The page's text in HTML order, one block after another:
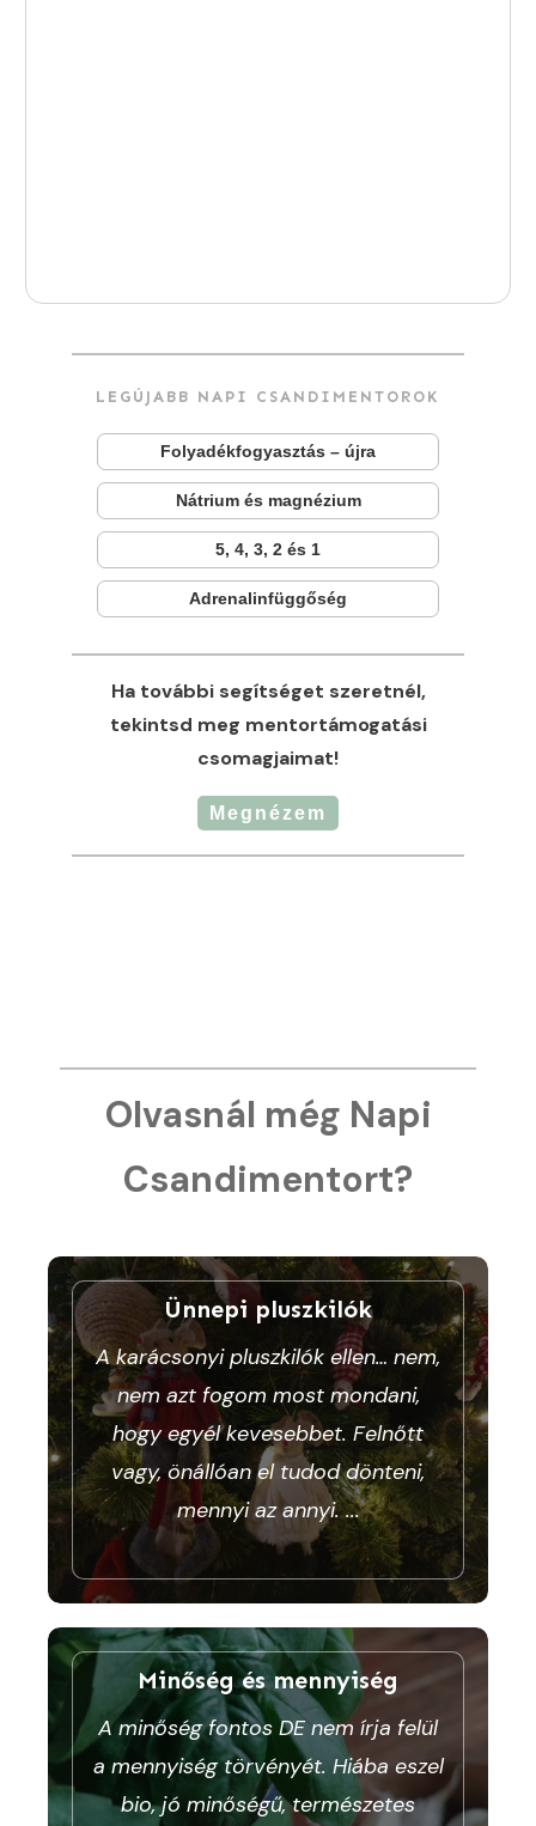
LEGÚJABB NAPI CSANDIMENTOROK
Folyadékfogyasztás – újra
Nátrium és magnézium
5, 4, 3, 2 és 1
Adrenalinfüggőség
Ha további segítséget szeretnél,
tekintsd meg mentortámogatási
csomagjaimat!
Megnézem
Olvasnál még Napi
Csandimentort?
Ünnepi pluszkilók
A karácsonyi pluszkilók ellen… nem,
nem azt fogom most mondani,
hogy egyél kevesebbet. Felnőtt
vagy, önállóan el tudod dönteni,
mennyi az annyi....
Minőség és mennyiség
A minőség fontos DE nem írja felül
a mennyiség törvényét. Hiába eszel
bio, jó minőségű, természetes